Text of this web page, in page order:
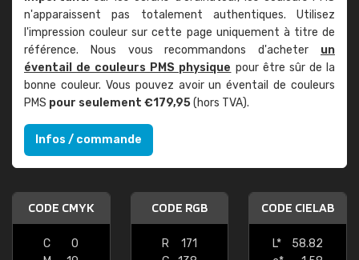
n'apparaissent pas totalement authentiques. Utilisez
l'impression couleur sur cette page uniquement à titre de
référence. Nous vous recommandons d'acheter un
éventail de couleurs PMS physique pour être sûr de la
bonne couleur. Vous pouvez avoir un éventail de couleurs
PMS pour seulement €179,95(hors TVA).
Infos / commande
CODE CMYK
C
0
CODE RGB
R
171
CODE CIELAB
L*
58.82